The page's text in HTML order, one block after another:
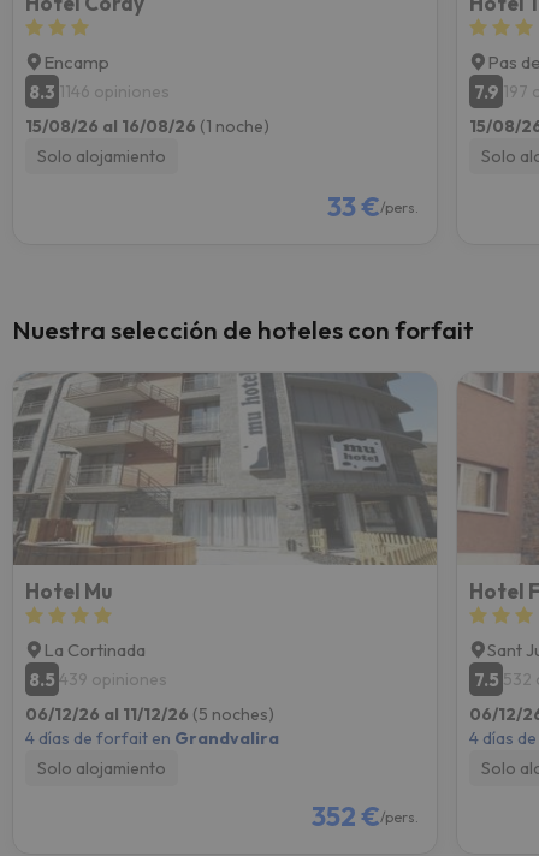
Encamp
8.3 1146 opiniones
15/08/26 al 16/08/26 (1 noche)
Solo alojamiento
33 €/pers.
Pas
7.9 197
15/08/
Solo
Nuestra selección de hoteles con forfait
Hotel Mu
La Cortinada
8.5 439 opiniones
06/12/26 al 11/12/26 (5 noches)
4 días de forfait en Grandvalira
Solo alojamiento
352 €/pers.
Hotel
Sant
7.5 532
06/12/
4 días
Solo